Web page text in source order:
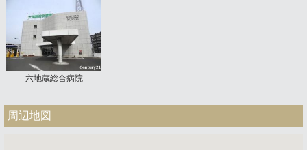
六地蔵総合病院
周辺地図